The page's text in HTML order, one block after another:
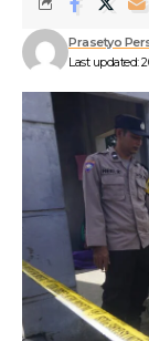
Last updated:
Prasetyo